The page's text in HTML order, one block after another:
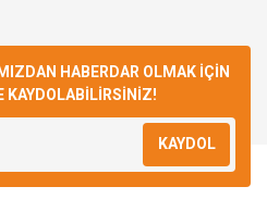
Yaz
HABERDAR OLMAK İÇİN
KAYDOLABİLİRSİNİZ!
KAYDOL